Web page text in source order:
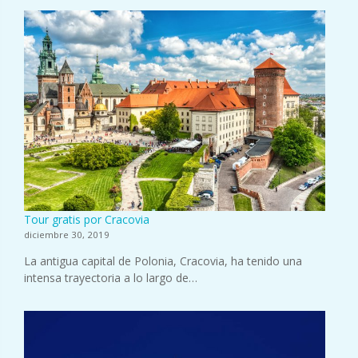
Tour gratis por Cracovia
diciembre 30, 2019
La antigua capital de Polonia, Cracovia, ha tenido una
intensa trayectoria a lo largo de…